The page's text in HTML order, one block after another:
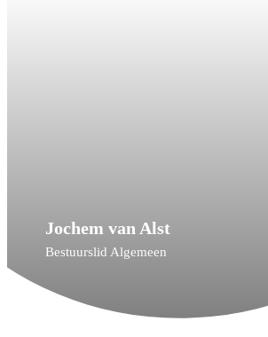
Jochem van Alst
Bestuurslid Algemeen